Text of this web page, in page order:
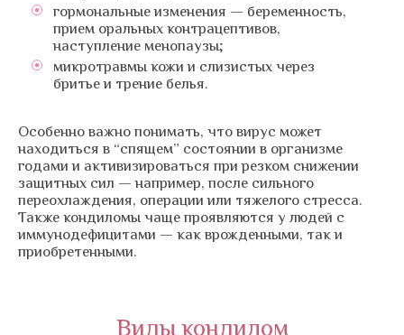
гормональные изменения — беременность,
прием оральных контрацептивов,
наступление менопаузы;
микротравмы кожи и слизистых через
бритье и трение белья.
Особенно важно понимать, что вирус может
находиться в “спящем” состоянии в организме
годами и активизироваться при резком снижении
защитных сил — например, после сильного
переохлаждения, операции или тяжелого стресса.
Также кондиломы чаще проявляются у людей с
иммунодефицитами — как врожденными, так и
приобретенными.
Виды кондилом